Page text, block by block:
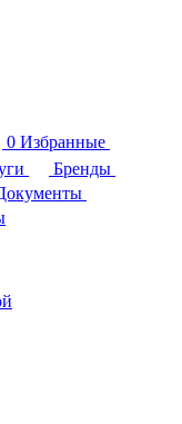
0 Избранные
Бренды